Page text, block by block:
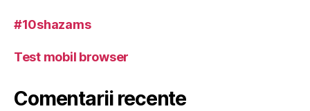
#10shazams
Test mobil browser
Comentarii recente